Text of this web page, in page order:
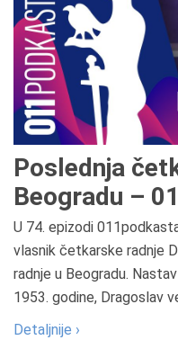
Poslednja
Beogradu –
U 74. epizodi
vlasnik četkarske radnje
radnje u Beogradu.
1953. godine, Dragoslav
Detaljnije ›